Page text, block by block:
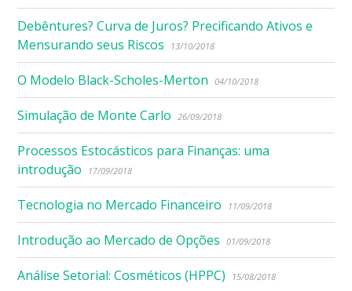
Debêntures? Curva de Juros? Precificando Ativos e
Mensurando seus Riscos
13/10/2018
O Modelo Black-Scholes-Merton 04/10/2018
Simulação de Monte Carlo 26/09/2018
Processos Estocásticos para Finanças: uma
introdução
17/09/2018
Tecnologia no Mercado Financeiro 11/09/2018
Introdução ao Mercado de Opções 01/09/2018
Análise Setorial: Cosméticos (HPPC) 15/08/2018